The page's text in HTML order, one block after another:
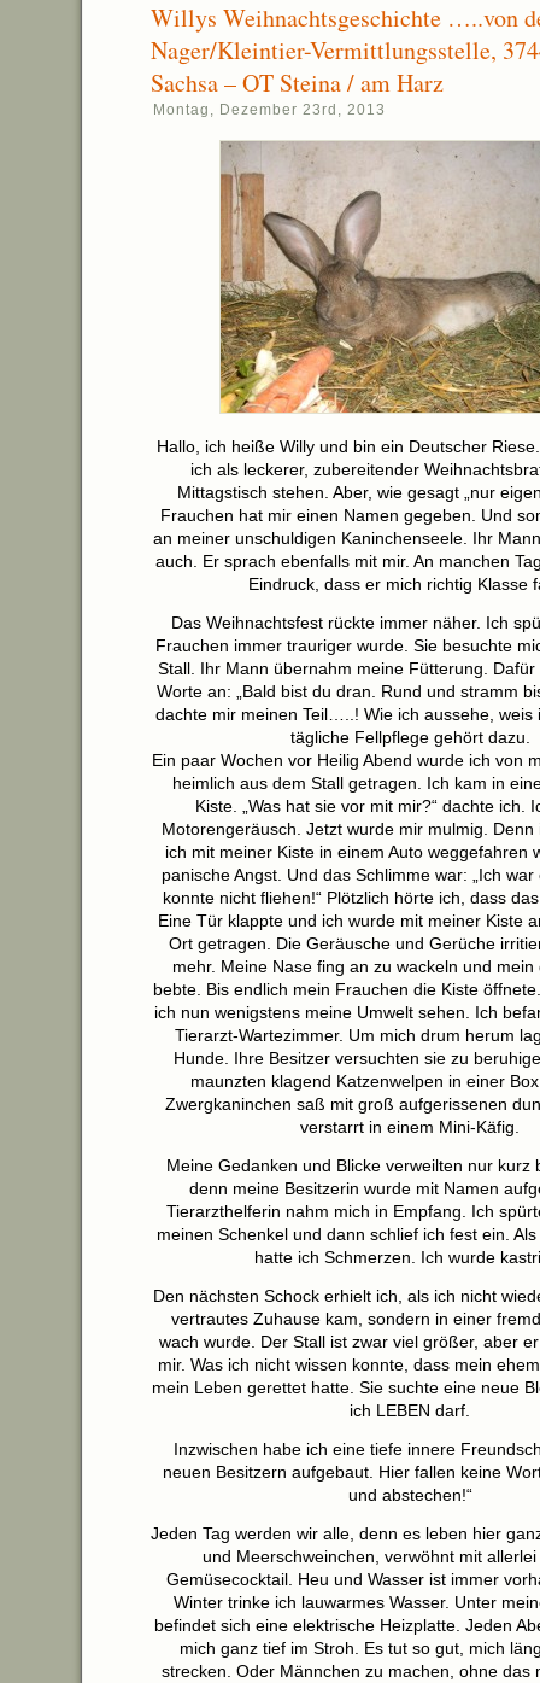
Willys Weihnachtsgeschichte …..von
Nager/Kleintier-Vermittlungsstelle,
Sachsa – OT Steina / am Harz
Montag, Dezember 23rd, 2013
Hallo, ich heiße Willy und bin ein Deutscher
ich als leckerer, zubereitender
Mittagstisch stehen. Aber, wie gesagt „nur
Frauchen hat mir einen Namen gegeben. Und
an meiner unschuldigen Kaninchenseele. Ihr
auch. Er sprach ebenfalls mit mir. An manchen
Eindruck, dass er mich richtig Klasse
Das Weihnachtsfest rückte immer näher. Ich
Frauchen immer trauriger wurde. Sie besuchte
Stall. Ihr Mann übernahm meine Fütterung.
Worte an: „Bald bist du dran. Rund und stramm
dachte mir meinen Teil…..! Wie ich aussehe, weis
tägliche Fellpflege gehört dazu.
Ein paar Wochen vor Heilig Abend wurde ich von
heimlich aus dem Stall getragen. Ich kam in
Kiste. „Was hat sie vor mit mir?“ dachte ich.
Motorengeräusch. Jetzt wurde mir mulmig. Denn
ich mit meiner Kiste in einem Auto weggefahren
panische Angst. Und das Schlimme war: „Ich
konnte nicht fliehen!“ Plötzlich hörte ich, dass
Eine Tür klappte und ich wurde mit meiner Kiste
Ort getragen. Die Geräusche und Gerüche
mehr. Meine Nase fing an zu wackeln und
bebte. Bis endlich mein Frauchen die Kiste
ich nun wenigstens meine Umwelt sehen. Ich
Tierarzt-Wartezimmer. Um mich drum herum
Hunde. Ihre Besitzer versuchten sie zu
maunzten klagend Katzenwelpen in einer
Zwergkaninchen saß mit groß aufgerissenen
verstarrt in einem Mini-Käfig.
Meine Gedanken und Blicke verweilten nur kurz
denn meine Besitzerin wurde mit Namen
Tierarzthelferin nahm mich in Empfang. Ich
meinen Schenkel und dann schlief ich fest ein.
hatte ich Schmerzen. Ich wurde
Den nächsten Schock erhielt ich, als ich nicht
vertrautes Zuhause kam, sondern in einer
wach wurde. Der Stall ist zwar viel größer, aber
mir. Was ich nicht wissen konnte, dass mein
mein Leben gerettet hatte. Sie suchte eine neue
ich LEBEN darf.
Inzwischen habe ich eine tiefe innere
neuen Besitzern aufgebaut. Hier fallen keine
und abstechen!“
Jeden Tag werden wir alle, denn es leben hier
und Meerschweinchen, verwöhnt mit
Gemüsecocktail. Heu und Wasser ist immer
Winter trinke ich lauwarmes Wasser. Unter
befindet sich eine elektrische Heizplatte. Jeden
mich ganz tief im Stroh. Es tut so gut, mich
strecken. Oder Männchen zu machen, ohne das